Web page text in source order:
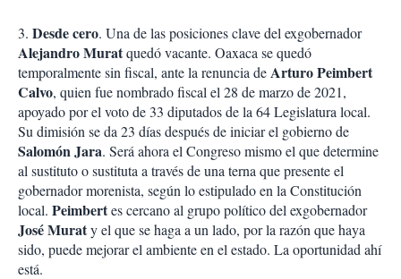
3. Desde cero. Una de las posiciones clave del exgobernador
Alejandro Muratquedó vacante. Oaxaca se quedó
temporalmente sin fiscal, ante la renuncia deArturo Peimbert
Calvo, quien fue nombrado fiscal el 28 de marzo de 2021,
apoyado por el voto de 33 diputados de la 64 Legislatura local.
Su dimisión se da 23 días después de iniciar el gobierno de
Salomón Jara. Será ahora el Congreso mismo el que determine
al sustituto o sustituta a través de una terna que presente el
gobernador morenista, según lo estipulado en la Constitución
local. Peimbertes cercano al grupo político del exgobernador
José Muraty el que se haga a un lado, por la razón que haya
sido, puede mejorar el ambiente en el estado. La oportunidad ahí
está.